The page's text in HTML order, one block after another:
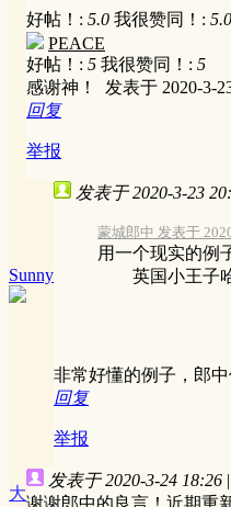
好帖！: 5.0 我很赞同！: 5.0
PEACE
好帖！: 5 我很赞同！: 5
感谢神！ 发表于 2020-3-
回复
举报
Sunny
发表于 2020-3-23
蒙城郎中 发表于
用一个现实的例
英国小王子哈
非常好懂的例子，郎
回复
举报
大
发表于 2020-3-24 18:26 |
谢谢郎中的良言！近期重